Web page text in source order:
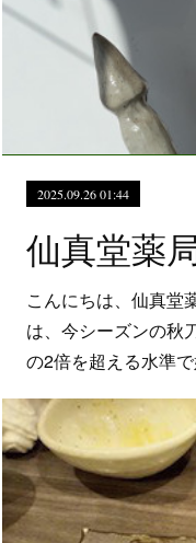
2025.09.26 01:44
こんにちは、仙真堂
は、今シーズンの秋
の2倍を超える水準